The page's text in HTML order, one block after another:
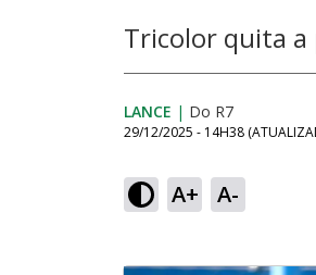
Tricolor quita a
LANCE | Do R7
29/12/2025 - 14H38
A+ A-